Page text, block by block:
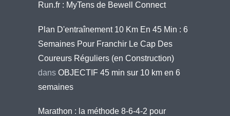
Run.fr : MyTens de Bewell Connect
Plan D'entraînement 10 Km En 45 Min : 6
Semaines Pour Franchir Le Cap Des
Coureurs Réguliers (en Construction)
dans OBJECTIF 45 min sur 10 km en 6
semaines
Marathon : la méthode 8-6-4-2 pour